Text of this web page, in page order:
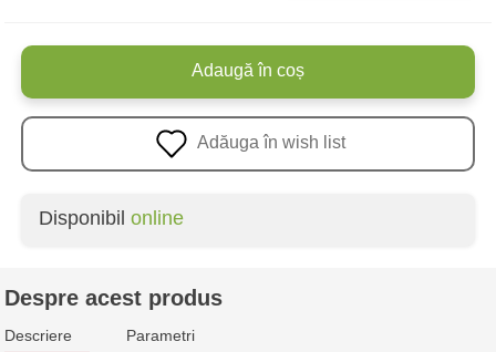
Adaugă în coș
Adăuga în wish list
Disponibil online
Despre acest produs
Descriere Parametri